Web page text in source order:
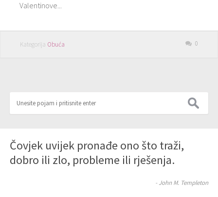
Valentinove...
Kategorija Obuća 0
Čovjek uvijek pronađe ono što traži,
dobro ili zlo, probleme ili rješenja.
- John M. Templeton